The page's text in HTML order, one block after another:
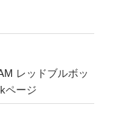
レッドブルボッ
ページ